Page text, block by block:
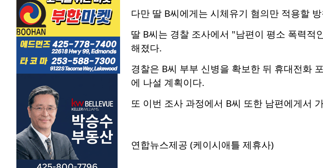
다만 딸 B씨에게는 시체유기 혐의만 적용할
딸 B씨는 경찰 조사에서 "남편이 평소 폭력적
해졌다.
경찰은 B씨 부부 신병을 확보한 뒤 휴대전화
에 나설 계획이다.
또 이번 조사 과정에서 B씨 또한 남편에게서
연합뉴스제공 (케이시애틀 제휴사)